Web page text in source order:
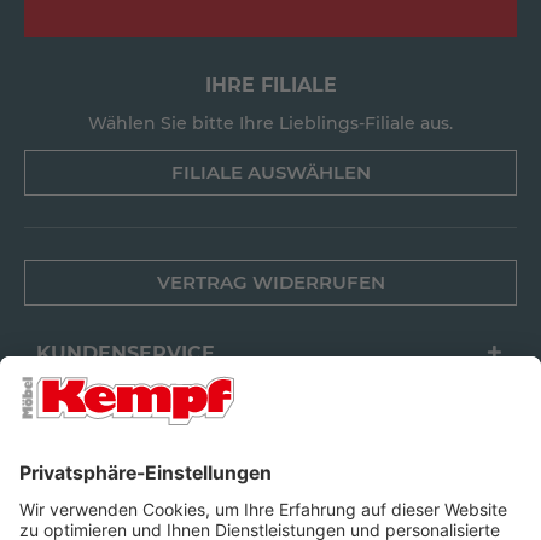
IHRE FILIALE
Wählen Sie bitte Ihre Lieblings-Filiale aus.
FILIALE AUSWÄHLEN
VERTRAG WIDERRUFEN
KUNDENSERVICE
FILIALEN